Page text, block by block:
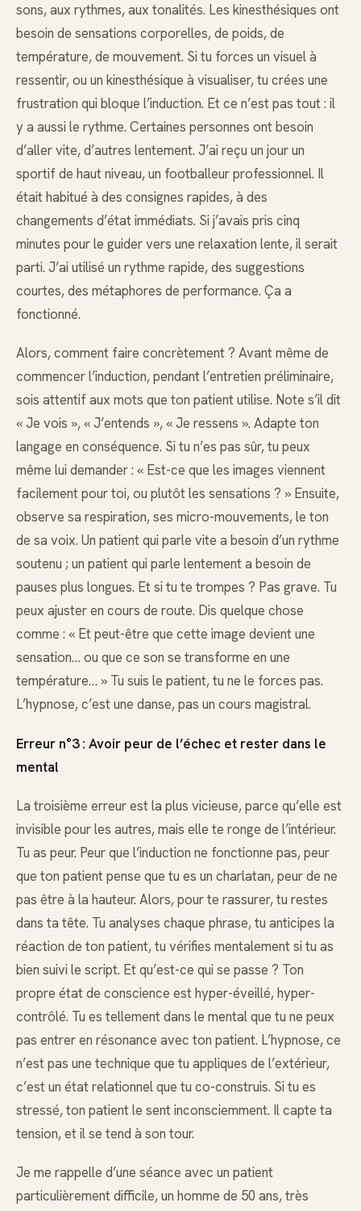
sons, aux rythmes, aux tonalités. Les kinesthésiques ont
besoin de sensations corporelles, de poids, de
température, de mouvement. Si tu forces un visuel à
ressentir, ou un kinesthésique à visualiser, tu crées une
frustration qui bloque l’induction. Et ce n’est pas tout : il
y a aussi le rythme. Certaines personnes ont besoin
d’aller vite, d’autres lentement. J’ai reçu un jour un
sportif de haut niveau, un footballeur professionnel. Il
était habitué à des consignes rapides, à des
changements d’état immédiats. Si j’avais pris cinq
minutes pour le guider vers une relaxation lente, il serait
parti. J’ai utilisé un rythme rapide, des suggestions
courtes, des métaphores de performance. Ça a
fonctionné.
Alors, comment faire concrètement ? Avant même de
commencer l’induction, pendant l’entretien préliminaire,
sois attentif aux mots que ton patient utilise. Note s’il dit
« Je vois », « J’entends », « Je ressens ». Adapte ton
langage en conséquence. Si tu n’es pas sûr, tu peux
même lui demander : « Est-ce que les images viennent
facilement pour toi, ou plutôt les sensations ? » Ensuite,
observe sa respiration, ses micro-mouvements, le ton
de sa voix. Un patient qui parle vite a besoin d’un rythme
soutenu ; un patient qui parle lentement a besoin de
pauses plus longues. Et si tu te trompes ? Pas grave. Tu
peux ajuster en cours de route. Dis quelque chose
comme : « Et peut-être que cette image devient une
sensation… ou que ce son se transforme en une
température… » Tu suis le patient, tu ne le forces pas.
L’hypnose, c’est une danse, pas un cours magistral.
Erreur n°3 : Avoir peur de l’échec et rester dans le
mental
La troisième erreur est la plus vicieuse, parce qu’elle est
invisible pour les autres, mais elle te ronge de l’intérieur.
Tu as peur. Peur que l’induction ne fonctionne pas, peur
que ton patient pense que tu es un charlatan, peur de ne
pas être à la hauteur. Alors, pour te rassurer, tu restes
dans ta tête. Tu analyses chaque phrase, tu anticipes la
réaction de ton patient, tu vérifies mentalement si tu as
bien suivi le script. Et qu’est-ce qui se passe ? Ton
propre état de conscience est hyper-éveillé, hyper-
contrôlé. Tu es tellement dans le mental que tu ne peux
pas entrer en résonance avec ton patient. L’hypnose, ce
n’est pas une technique que tu appliques de l’extérieur,
c’est un état relationnel que tu co-construis. Si tu es
stressé, ton patient le sent inconsciemment. Il capte ta
tension, et il se tend à son tour.
Je me rappelle d’une séance avec un patient
particulièrement difficile, un homme de 50 ans, très